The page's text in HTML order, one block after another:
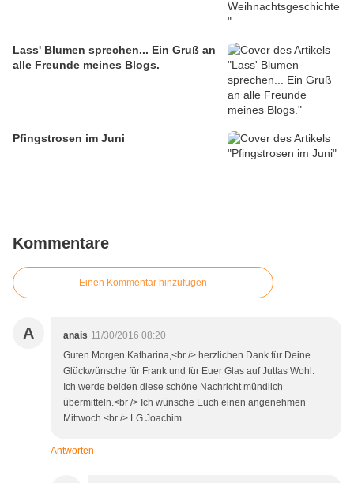
Lass' Blumen sprechen... Ein Gruß an
alle Freunde meines Blogs.
Pfingstrosen im Juni
Kommentare
Einen Kommentar hinzufügen
A anais 11/30/2016 08:20
Guten Morgen Katharina,<br /> herzlichen Dank für Deine
Glückwünsche für Frank und für Euer Glas auf Juttas Wohl.
Ich werde beiden diese schöne Nachricht mündlich
übermitteln.<br /> Ich wünsche Euch einen angenehmen
Mittwoch.<br /> LG Joachim
Antworten